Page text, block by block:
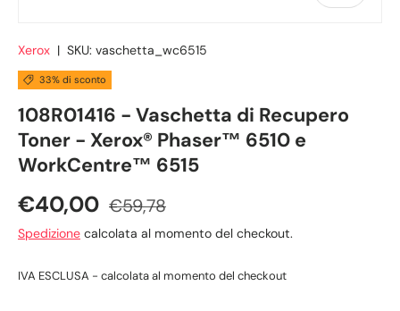
Xerox | SKU: vaschetta_wc6515
33% di sconto
108R01416 - Vaschetta di Recupero
Toner - Xerox® Phaser™ 6510 e
WorkCentre™ 6515
€40,00 €59,78
Spedizione calcolata al momento del checkout.
IVA ESCLUSA - calcolata al momento del checkout